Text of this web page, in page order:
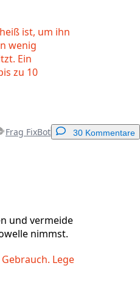
ist, um ihn
wenig
Ein
zu 10
Frag FixBot 30 Kommentare
und vermeide
nimmst.
Lege